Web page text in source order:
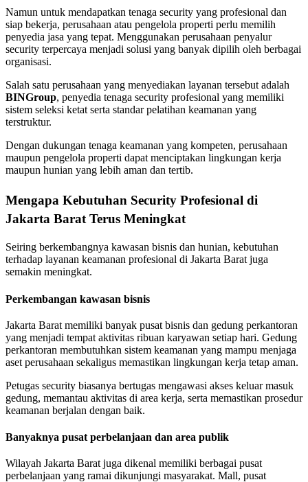
Namun untuk mendapatkan tenaga security yang profesional dan
siap bekerja, perusahaan atau pengelola properti perlu memilih
penyedia jasa yang tepat. Menggunakan perusahaan penyalur
security terpercaya menjadi solusi yang banyak dipilih oleh berbagai
organisasi.
Salah satu perusahaan yang menyediakan layanan tersebut adalah
BINGroup, penyedia tenaga security profesional yang memiliki
sistem seleksi ketat serta standar pelatihan keamanan yang
terstruktur.
Dengan dukungan tenaga keamanan yang kompeten, perusahaan
maupun pengelola properti dapat menciptakan lingkungan kerja
maupun hunian yang lebih aman dan tertib.
Mengapa Kebutuhan Security Profesional di
Jakarta Barat Terus Meningkat
Seiring berkembangnya kawasan bisnis dan hunian, kebutuhan
terhadap layanan keamanan profesional di Jakarta Barat juga
semakin meningkat.
Perkembangan kawasan bisnis
Jakarta Barat memiliki banyak pusat bisnis dan gedung perkantoran
yang menjadi tempat aktivitas ribuan karyawan setiap hari. Gedung
perkantoran membutuhkan sistem keamanan yang mampu menjaga
aset perusahaan sekaligus memastikan lingkungan kerja tetap aman.
Petugas security biasanya bertugas mengawasi akses keluar masuk
gedung, memantau aktivitas di area kerja, serta memastikan prosedur
keamanan berjalan dengan baik.
Banyaknya pusat perbelanjaan dan area publik
Wilayah Jakarta Barat juga dikenal memiliki berbagai pusat
perbelanjaan yang ramai dikunjungi masyarakat. Mall, pusat